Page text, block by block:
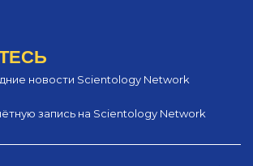
новости Scientology Network
запись на Scientology Network